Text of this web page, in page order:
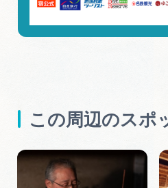
この周辺のスポ